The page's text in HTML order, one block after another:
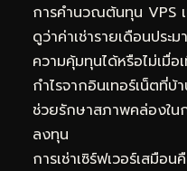
การคำนวณต้นทุน VPS
ดูว่าค่าเช่ารายเดือนปร
ความคุ้มทุนได้หรือไม่เมื่
กำไรจากอินเทอร์เน็ตที่
ช่วยรักษาสภาพคล่องใน
ลงทุน
การเช่าเซิร์ฟเวอร์เสมือ